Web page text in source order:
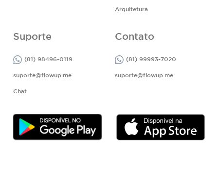
Arquitetura
Suporte
(81) 98496-0119
suporte@flowup.me
Chat
Contato
(81) 99993-7020
suporte@flowup.me